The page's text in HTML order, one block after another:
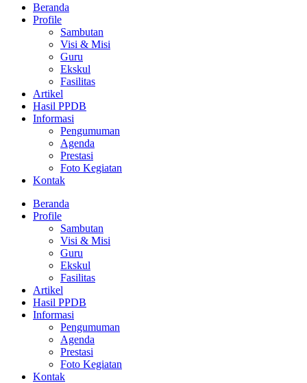
Beranda
Profile
Sambutan
Visi & Misi
Guru
Ekskul
Fasilitas
Artikel
Hasil PPDB
Informasi
Pengumuman
Agenda
Prestasi
Foto Kegiatan
Kontak
Beranda
Profile
Sambutan
Visi & Misi
Guru
Ekskul
Fasilitas
Artikel
Hasil PPDB
Informasi
Pengumuman
Agenda
Prestasi
Foto Kegiatan
Kontak